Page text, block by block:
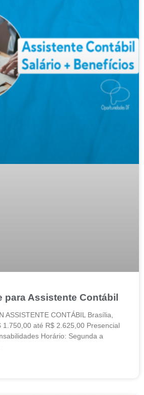
para Assistente Contábil
ASSISTENTE CONTÁBIL Brasília,
1.750,00 até R$ 2.625,00 Presencial
Horário: Segunda a